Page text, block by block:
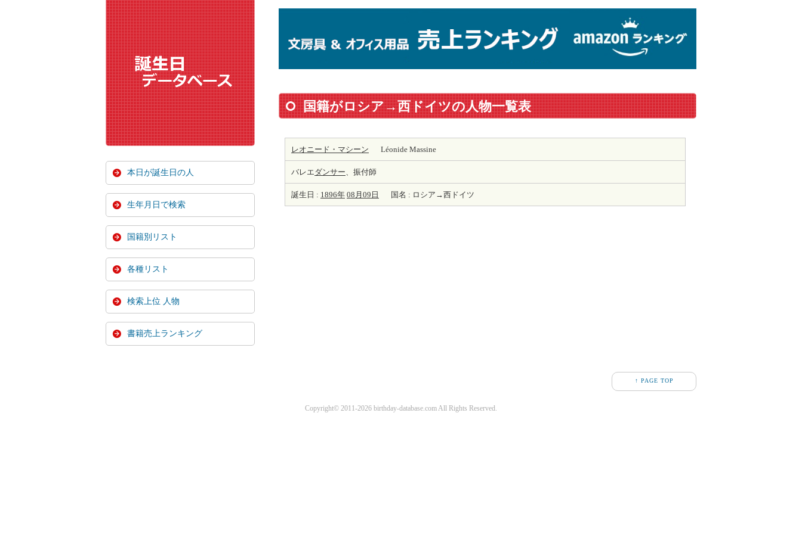
国籍がロシア→西ドイツの人物一覧表
レオニード・マシーン Léonide Massine
バレエダンサー、振付師
誕生日 : 1896年 08月09日 国名 : ロシア→西ドイツ
本日が誕生日の人
生年月日で検索
国籍別リスト
各種リスト
検索上位 人物
書籍売上ランキング
↑ PAGE TOP
Copyright© 2011-2026 birthday-database.com All Rights Reserved.